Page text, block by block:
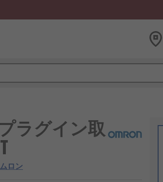
ラグイン取
ロン